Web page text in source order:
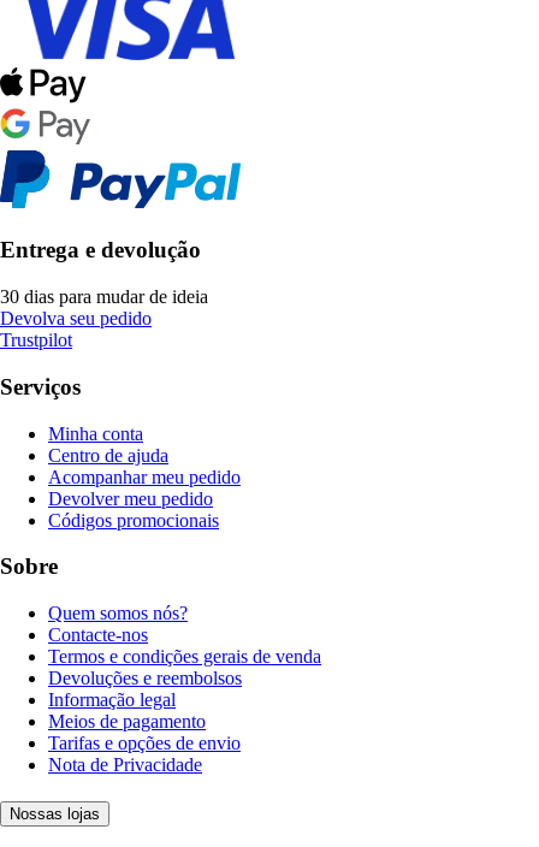
Entrega e devolução
30 dias para mudar de ideia
Devolva seu pedido
Trustpilot
Serviços
Minha conta
Centro de ajuda
Acompanhar meu pedido
Devolver meu pedido
Códigos promocionais
Sobre
Quem somos nós?
Contacte-nos
Termos e condições gerais de venda
Devoluções e reembolsos
Informação legal
Meios de pagamento
Tarifas e opções de envio
Nota de Privacidade
Nossas lojas